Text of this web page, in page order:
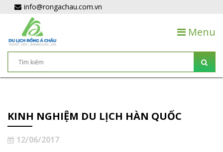
info@rongachau.com.vn
Menu
KINH NGHIỆM DU LỊCH HÀN QUỐC
12/06/2017